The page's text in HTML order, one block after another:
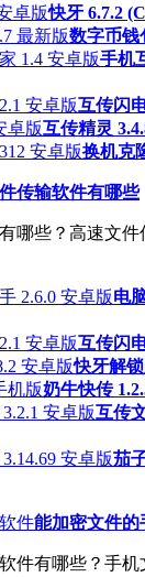
快牙 6.7.2
数字币钱
手机
互传闪
互传精灵
换机克
传输软件有哪些
哪些？高速文件
电
互传闪
快牙解
奶牛快传
互传
茄
能加密文件的
件有哪些？手